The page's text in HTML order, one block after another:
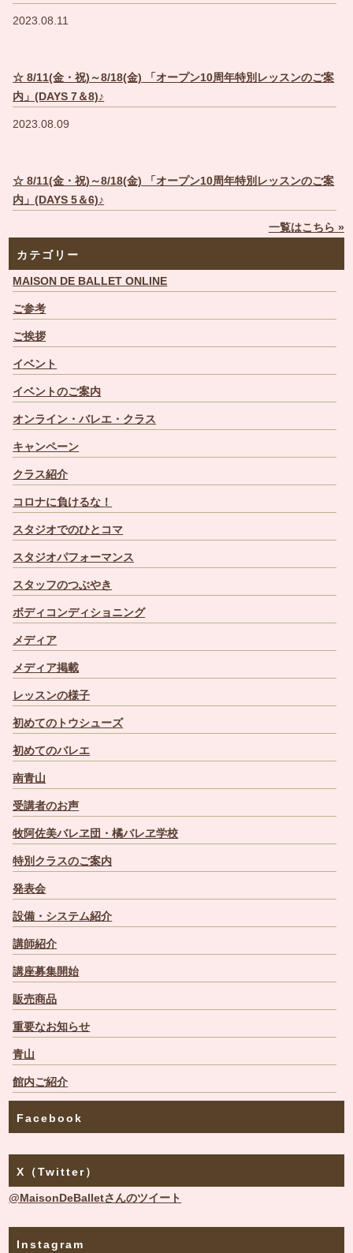
2023.08.11
☆ 8/11(金・祝)～8/18(金) 「オープン10周年特別レッスンのご案
内」(DAYS 7＆8)♪
2023.08.09
☆ 8/11(金・祝)～8/18(金) 「オープン10周年特別レッスンのご案
内」(DAYS 5＆6)♪
一覧はこちら »
カテゴリー
MAISON DE BALLET ONLINE
ご参考
ご挨拶
イベント
イベントのご案内
オンライン・バレエ・クラス
キャンペーン
クラス紹介
コロナに負けるな！
スタジオでのひとコマ
スタジオパフォーマンス
スタッフのつぶやき
ボディコンディショニング
メディア
メディア掲載
レッスンの様子
初めてのトウシューズ
初めてのバレエ
南青山
受講者のお声
牧阿佐美バレヱ団・橘バレヱ学校
特別クラスのご案内
発表会
設備・システム紹介
講師紹介
講座募集開始
販売商品
重要なお知らせ
青山
館内ご紹介
Facebook
X（Twitter）
@MaisonDeBalletさんのツイート
Instagram